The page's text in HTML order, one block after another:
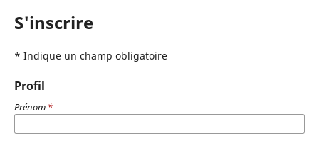
S'inscrire
* Indique un champ obligatoire
Profil
Prénom *